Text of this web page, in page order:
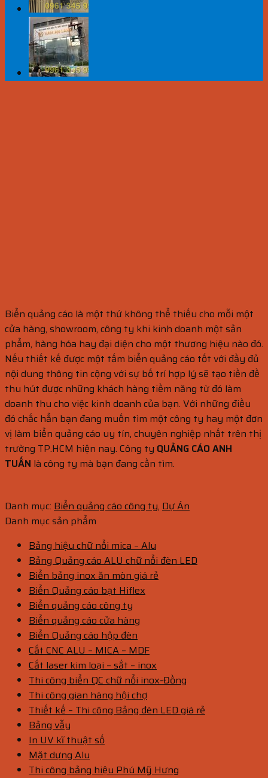
Biển quảng cáo là một thứ không thể thiếu cho mỗi một
cửa hàng, showroom, công ty khi kinh doanh một sản
phẩm, hàng hóa hay đại diện cho một thương hiệu nào đó.
Nếu thiết kế được một tấm biển quảng cáo tốt với đầy đủ
nội dung thông tin cộng với sự bố trí hợp lý sẽ tạo tiền đề
thu hút được những khách hàng tiềm năng từ đó làm
doanh thu cho việc kinh doanh của bạn. Với những điều
đó chắc hẳn bạn đang muốn tìm một công ty hay một đơn
vị làm biển quảng cáo uy tín, chuyên nghiệp nhất trên thị
trường TP.HCM hiện nay. Công ty QUẢNG CÁO ANH
TUẤN là công ty mà bạn đang cần tìm.
Danh mục: Biển quảng cáo công ty, Dự Án
Danh mục sản phẩm
Bảng hiệu chữ nổi mica – Alu
Bảng Quảng cáo ALU chữ nổi đèn LED
Biển bảng inox ăn mòn giá rẻ
Biển Quảng cáo bạt Hiflex
Biển quảng cáo công ty
Biển quảng cáo cửa hàng
Biển Quảng cáo hộp đèn
Cắt CNC ALU – MICA – MDF
Cắt laser kim loại – sắt – inox
Thi công biển QC chữ nổi inox-Đồng
Thi công gian hàng hội chợ
Thiết kế – Thi công Bảng đèn LED giá rẻ
Bảng vẫy
In UV kĩ thuật số
Mặt dựng Alu
Thi công bảng hiệu Phú Mỹ Hưng